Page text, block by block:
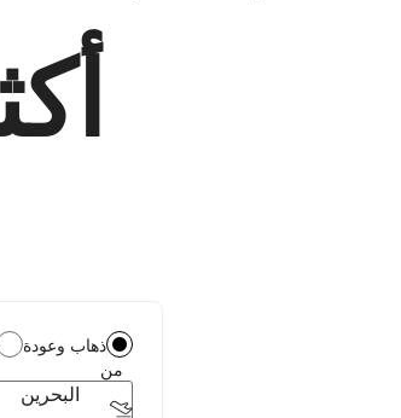
ذهاب وعودة
من
البحرين